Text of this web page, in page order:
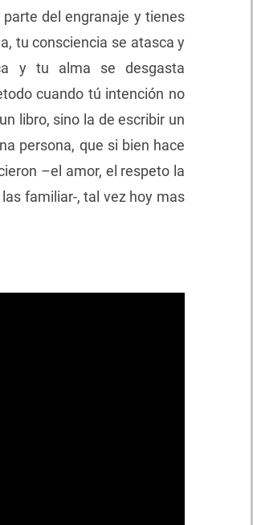
del engranaje y tienes
tu consciencia se atasca y
y tu alma se desgasta
cuando tú intención no
libro, sino la de escribir un
persona, que si bien hace
–el amor, el respeto la
familiar-, tal vez hoy mas